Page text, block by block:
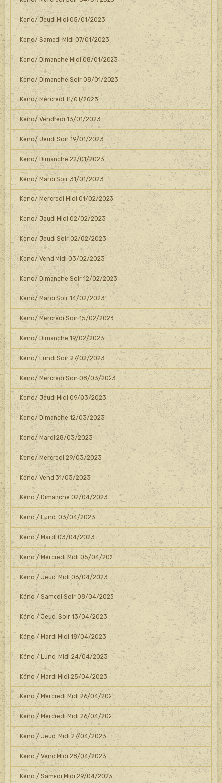
Keno/ Jeudi Midi 05/01/2023
Keno/ Samedi Midi 07/01/2023
Keno/ Dimanche Midi 08/01/2023
Keno/ Dimanche Soir 08/01/2023
Keno/ Mercredi 11/01/2023
Keno/ Vendredi 13/01/2023
Keno/ Jeudi Soir 19/01/2023
Keno/ Dimanche 22/01/2023
Keno/ Mardi Soir 31/01/2023
Keno/ Mercredi Midi 01/02/2023
Keno/ Jeudi Midi 02/02/2023
Keno/ Jeudi Soir 02/02/2023
Keno/ Vend Midi 03/02/2023
Keno/ Dimanche Soir 12/02/2023
Keno/ Mardi Soir 14/02/2023
Keno/ Mercredi Soir 15/02/2023
Keno/ Dimanche 19/02/2023
Keno/ Lundi Soir 27/02/2023
Keno/ Mercredi Soir 08/03/2023
Keno/ Jeudi Midi 09/03/2023
Keno/ Dimanche 12/03/2023
Keno/ Mardi 28/03/2023
Keno/ Mercredi 29/03/2023
Keno/ Vend 31/03/2023
Kéno / Dimanche 02/04/2023
Kéno / Lundi 03/04/2023
Kéno / Mardi 03/04/2023
Kéno / Mercredi Midi 05/04/202
Kéno / Jeudi Midi 06/04/2023
Kéno / Samedi Soir 08/04/2023
Kéno / Jeudi Soir 13/04/2023
Kéno / Mardi Midi 18/04/2023
Kéno / Lundi Midi 24/04/2023
Kéno / Mardi Midi 25/04/2023
Kéno / Mercredi Midi 26/04/202
Kéno / Mercredi Midi 26/04/202
Kéno / Jeudi Midi 27/04/2023
Kéno / Vend Midi 28/04/2023
Kéno / Samedi Midi 29/04/2023